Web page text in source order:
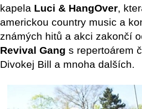
kapela Luci & HangOver,
americkou country music a
známých hitů a akci zakončí
Revival Gang s repertoárem
Divokej Bill a mnoha dalších.